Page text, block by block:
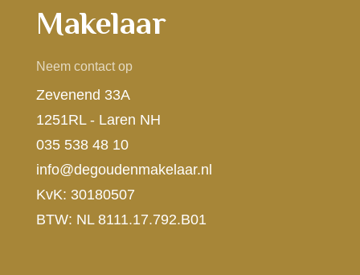
Makelaar
Neem contact op
Zevenend 33A
1251RL - Laren NH
035 538 48 10
info@degoudenmakelaar.nl
KvK: 30180507
BTW: NL 8111.17.792.B01